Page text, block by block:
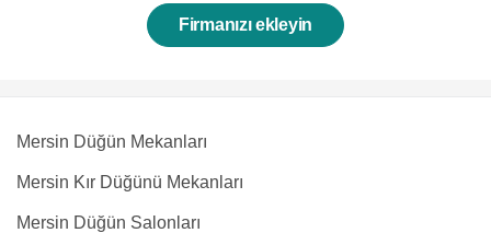
Firmanızı ekleyin
Mersin Düğün Mekanları
Mersin Kır Düğünü Mekanları
Mersin Düğün Salonları